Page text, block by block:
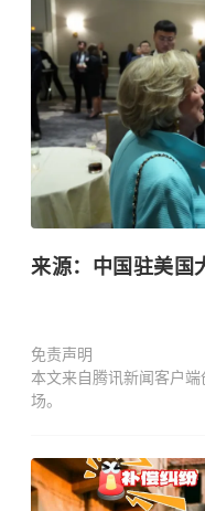
来源：中国驻美国
免责声明
本文来自腾讯新闻客户
场。